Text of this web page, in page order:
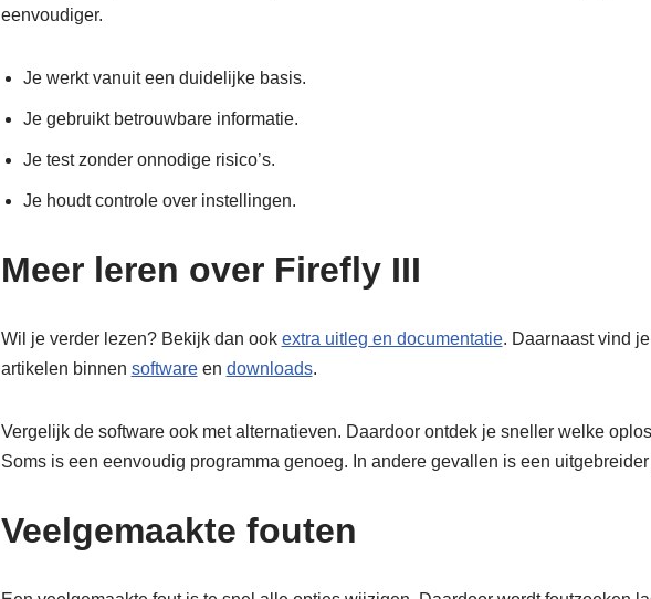
eenvoudiger.
Je werkt vanuit een duidelijke basis.
Je gebruikt betrouwbare informatie.
Je test zonder onnodige risico’s.
Je houdt controle over instellingen.
Meer leren over Firefly III
Wil je verder lezen? Bekijk dan ook extra uitleg en documentatie. Daarnaast vind
artikelen binnen softwareen downloads.
Vergelijk de software ook met alternatieven. Daardoor ontdek je sneller welke
Soms is een eenvoudig programma genoeg. In andere gevallen is een uitgebreider
Veelgemaakte fouten